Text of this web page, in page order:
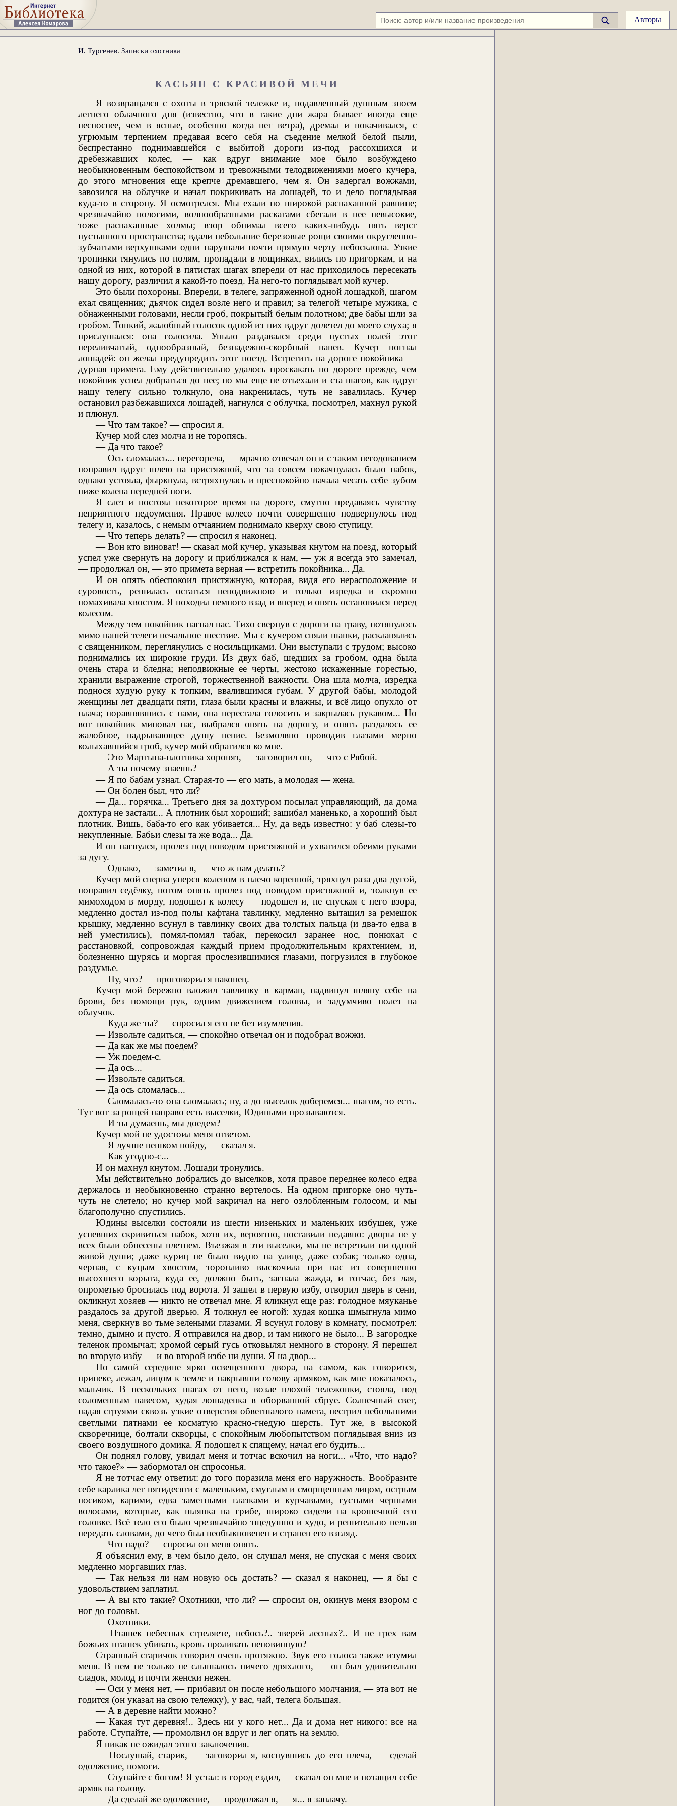
Авторы
И. Тургенев. Записки охотника
КАСЬЯН С КРАСИВОЙ МЕЧИ
Я возвращался с охоты в тряской тележке и, подавленный душным зноем
летнего облачного дня (известно, что в такие дни жара бывает иногда еще
несноснее, чем в ясные, особенно когда нет ветра), дремал и покачивался, с
угрюмым терпением предавая всего себя на съедение мелкой белой пыли,
беспрестанно поднимавшейся с выбитой дороги из-под рассохшихся и
дребезжавших колес, — как вдруг внимание мое было возбуждено
необыкновенным беспокойством и тревожными телодвижениями моего кучера,
до этого мгновения еще крепче дремавшего, чем я. Он задергал вожжами,
завозился на облучке и начал покрикивать на лошадей, то и дело поглядывая
куда-то в сторону. Я осмотрелся. Мы ехали по широкой распаханной равнине;
чрезвычайно пологими, волнообразными раскатами сбегали в нее невысокие,
тоже распаханные холмы; взор обнимал всего каких-нибудь пять верст
пустынного пространства; вдали небольшие березовые рощи своими округленно-
зубчатыми верхушками одни нарушали почти прямую черту небосклона. Узкие
тропинки тянулись по полям, пропадали в лощинках, вились по пригоркам, и на
одной из них, которой в пятистах шагах впереди от нас приходилось пересекать
нашу дорогу, различил я какой-то поезд. На него-то поглядывал мой кучер.
Это были похороны. Впереди, в телеге, запряженной одной лошадкой, шагом
ехал священник; дьячок сидел возле него и правил; за телегой четыре мужика, с
обнаженными головами, несли гроб, покрытый белым полотном; две бабы шли за
гробом. Тонкий, жалобный голосок одной из них вдруг долетел до моего слуха; я
прислушался: она голосила. Уныло раздавался среди пустых полей этот
переливчатый, однообразный, безнадежно-скорбный напев. Кучер погнал
лошадей: он желал предупредить этот поезд. Встретить на дороге покойника —
дурная примета. Ему действительно удалось проскакать по дороге прежде, чем
покойник успел добраться до нее; но мы еще не отъехали и ста шагов, как вдруг
нашу телегу сильно толкнуло, она накренилась, чуть не завалилась. Кучер
остановил разбежавшихся лошадей, нагнулся с облучка, посмотрел, махнул рукой
и плюнул.
— Что там такое? — спросил я.
Кучер мой слез молча и не торопясь.
— Да что такое?
— Ось сломалась... перегорела, — мрачно отвечал он и с таким негодованием
поправил вдруг шлею на пристяжной, что та совсем покачнулась было набок,
однако устояла, фыркнула, встряхнулась и преспокойно начала чесать себе зубом
ниже колена передней ноги.
Я слез и постоял некоторое время на дороге, смутно предаваясь чувству
неприятного недоумения. Правое колесо почти совершенно подвернулось под
телегу и, казалось, с немым отчаянием поднимало кверху свою ступицу.
— Что теперь делать? — спросил я наконец.
— Вон кто виноват! — сказал мой кучер, указывая кнутом на поезд, который
успел уже свернуть на дорогу и приближался к нам, — уж я всегда это замечал,
— продолжал он, — это примета верная — встретить покойника... Да.
И он опять обеспокоил пристяжную, которая, видя его нерасположение и
суровость, решилась остаться неподвижною и только изредка и скромно
помахивала хвостом. Я походил немного взад и вперед и опять остановился перед
колесом.
Между тем покойник нагнал нас. Тихо свернув с дороги на траву, потянулось
мимо нашей телеги печальное шествие. Мы с кучером сняли шапки, раскланялись
с священником, переглянулись с носильщиками. Они выступали с трудом; высоко
поднимались их широкие груди. Из двух баб, шедших за гробом, одна была
очень стара и бледна; неподвижные ее черты, жестоко искаженные горестью,
хранили выражение строгой, торжественной важности. Она шла молча, изредка
поднося худую руку к топким, ввалившимся губам. У другой бабы, молодой
женщины лет двадцати пяти, глаза были красны и влажны, и всё лицо опухло от
плача; поравнявшись с нами, она перестала голосить и закрылась рукавом... Но
вот покойник миновал нас, выбрался опять на дорогу, и опять раздалось ее
жалобное, надрывающее душу пение. Безмолвно проводив глазами мерно
колыхавшийся гроб, кучер мой обратился ко мне.
— Это Мартына-плотника хоронят, — заговорил он, — что с Рябой.
— А ты почему знаешь?
— Я по бабам узнал. Старая-то — его мать, а молодая — жена.
— Он болен был, что ли?
— Да... горячка... Третьего дня за дохтуром посылал управляющий, да дома
дохтура не застали... А плотник был хороший; зашибал маненько, а хороший был
плотник. Вишь, баба-то его как убивается... Ну, да ведь известно: у баб слезы-то
некупленные. Бабьи слезы та же вода... Да.
И он нагнулся, пролез под поводом пристяжной и ухватился обеими руками
за дугу.
— Однако, — заметил я, — что ж нам делать?
Кучер мой сперва уперся коленом в плечо коренной, тряхнул раза два дугой,
поправил седёлку, потом опять пролез под поводом пристяжной и, толкнув ее
мимоходом в морду, подошел к колесу — подошел и, не спуская с него взора,
медленно достал из-под полы кафтана тавлинку, медленно вытащил за ремешок
крышку, медленно всунул в тавлинку своих два толстых пальца (и два-то едва в
ней уместились), помял-помял табак, перекосил заранее нос, понюхал с
расстановкой, сопровождая каждый прием продолжительным кряхтением, и,
болезненно щурясь и моргая прослезившимися глазами, погрузился в глубокое
раздумье.
— Ну, что? — проговорил я наконец.
Кучер мой бережно вложил тавлинку в карман, надвинул шляпу себе на
брови, без помощи рук, одним движением головы, и задумчиво полез на
облучок.
— Куда же ты? — спросил я его не без изумления.
— Извольте садиться, — спокойно отвечал он и подобрал вожжи.
— Да как же мы поедем?
— Уж поедем-с.
— Да ось...
— Извольте садиться.
— Да ось сломалась...
— Сломалась-то она сломалась; ну, а до выселок доберемся... шагом, то есть.
Тут вот за рощей направо есть выселки, Юдиными прозываются.
— И ты думаешь, мы доедем?
Кучер мой не удостоил меня ответом.
— Я лучше пешком пойду, — сказал я.
— Как угодно-с...
И он махнул кнутом. Лошади тронулись.
Мы действительно добрались до выселков, хотя правое переднее колесо едва
держалось и необыкновенно странно вертелось. На одном пригорке оно чуть-
чуть не слетело; но кучер мой закричал на него озлобленным голосом, и мы
благополучно спустились.
Юдины выселки состояли из шести низеньких и маленьких избушек, уже
успевших скривиться набок, хотя их, вероятно, поставили недавно: дворы не у
всех были обнесены плетнем. Въезжая в эти выселки, мы не встретили ни одной
живой души; даже куриц не было видно на улице, даже собак; только одна,
черная, с куцым хвостом, торопливо выскочила при нас из совершенно
высохшего корыта, куда ее, должно быть, загнала жажда, и тотчас, без лая,
опрометью бросилась под ворота. Я зашел в первую избу, отворил дверь в сени,
окликнул хозяев — никто не отвечал мне. Я кликнул еще раз: голодное мяуканье
раздалось за другой дверью. Я толкнул ее ногой: худая кошка шмыгнула мимо
меня, сверкнув во тьме зелеными глазами. Я всунул голову в комнату, посмотрел:
темно, дымно и пусто. Я отправился на двор, и там никого не было... В загородке
теленок промычал; хромой серый гусь отковылял немного в сторону. Я перешел
во вторую избу — и во второй избе ни души. Я на двор...
По самой середине ярко освещенного двора, на самом, как говорится,
припеке, лежал, лицом к земле и накрывши голову армяком, как мне показалось,
мальчик. В нескольких шагах от него, возле плохой тележонки, стояла, под
соломенным навесом, худая лошаденка в оборванной сбруе. Солнечный свет,
падая струями сквозь узкие отверстия обветшалого намета, пестрил небольшими
светлыми пятнами ее косматую красно-гнедую шерсть. Тут же, в высокой
скворечнице, болтали скворцы, с спокойным любопытством поглядывая вниз из
своего воздушного домика. Я подошел к спящему, начал его будить...
Он поднял голову, увидал меня и тотчас вскочил на ноги... «Что, что надо?
что такое?» — забормотал он спросонья.
Я не тотчас ему ответил: до того поразила меня его наружность. Вообразите
себе карлика лет пятидесяти с маленьким, смуглым и сморщенным лицом, острым
носиком, карими, едва заметными глазками и курчавыми, густыми черными
волосами, которые, как шляпка на грибе, широко сидели на крошечной его
головке. Всё тело его было чрезвычайно тщедушно и худо, и решительно нельзя
передать словами, до чего был необыкновенен и странен его взгляд.
— Что надо? — спросил он меня опять.
Я объяснил ему, в чем было дело, он слушал меня, не спуская с меня своих
медленно моргавших глаз.
— Так нельзя ли нам новую ось достать? — сказал я наконец, — я бы с
удовольствием заплатил.
— А вы кто такие? Охотники, что ли? — спросил он, окинув меня взором с
ног до головы.
— Охотники.
— Пташек небесных стреляете, небось?.. зверей лесных?.. И не грех вам
божьих пташек убивать, кровь проливать неповинную?
Странный старичок говорил очень протяжно. Звук его голоса также изумил
меня. В нем не только не слышалось ничего дряхлого, — он был удивительно
сладок, молод и почти женски нежен.
— Оси у меня нет, — прибавил он после небольшого молчания, — эта вот не
годится (он указал на свою тележку), у вас, чай, телега большая.
— А в деревне найти можно?
— Какая тут деревня!.. Здесь ни у кого нет... Да и дома нет никого: все на
работе. Ступайте, — промолвил он вдруг и лег опять на землю.
Я никак не ожидал этого заключения.
— Послушай, старик, — заговорил я, коснувшись до его плеча, — сделай
одолжение, помоги.
— Ступайте с богом! Я устал: в город ездил, — сказал он мне и потащил себе
армяк на голову.
— Да сделай же одолжение, — продолжал я, — я... я заплачу.